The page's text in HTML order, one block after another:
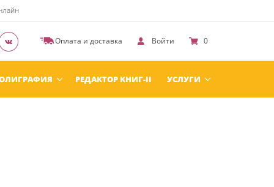
Оплата и доставка Войти 0
РЕДАКТОР КНИГ-II УСЛУГИ